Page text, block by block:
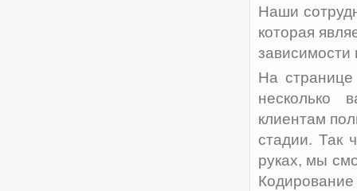
Наши
которая
зависимости
На
несколько
клиентам
стадии. Так
руках, мы